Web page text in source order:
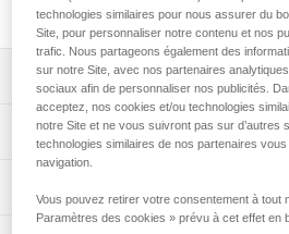
spécialement conçu pour planter et
Descriptif
Compatible avec les piolets
ERGONOMIC.
Spécifications techniques
Certification(s): CE, UIAA
Notice
technologies similaires pour nous assurer du
Site, pour personnaliser notre contenu et nos
trafic. Nous partageons également des
sur notre Site, avec nos partenaires
sociaux afin de personnaliser nos publicités.
acceptez, nos cookies et/ou technologies
notre Site et ne vous suivront pas sur d’autres
technologies similaires de nos partenaires
navigation.
Vous pouvez retirer votre consentement à tout
Paramètres des cookies » prévu à cet effet en